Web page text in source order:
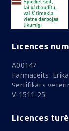
Licences
A00147
Farmaceits:
Sertifikāts
V-1511-25
Licences